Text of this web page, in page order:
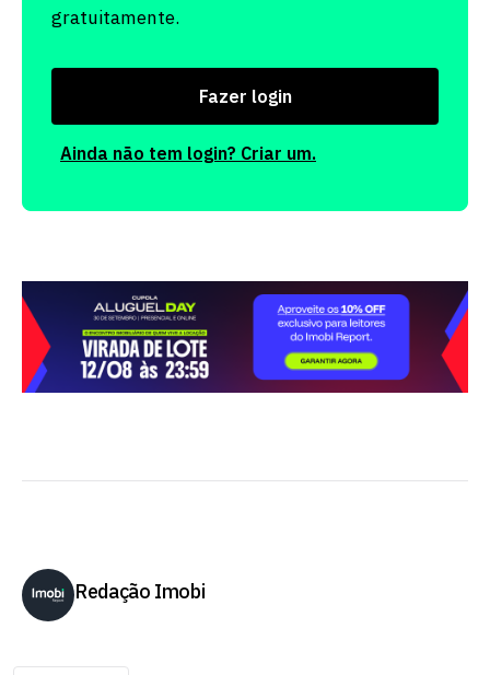
gratuitamente.
Fazer login
Ainda não tem login? Criar um.
Redação Imobi